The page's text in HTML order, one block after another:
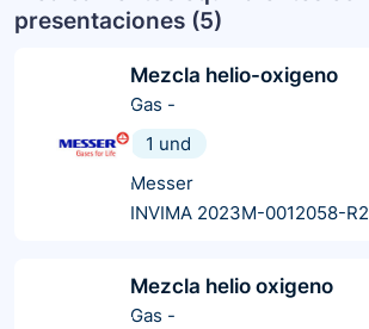
presentaciones (5)
Mezcla helio-oxigeno
Gas -
1 und
Messer
INVIMA 2023M-0012058-R2
Mezcla helio oxigeno
Gas -